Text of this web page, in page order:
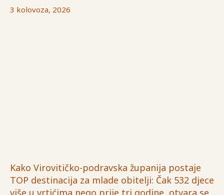
3 kolovoza, 2026
Kako Virovitičko-podravska županija postaje
TOP destinacija za mlade obitelji: Čak 532 djece